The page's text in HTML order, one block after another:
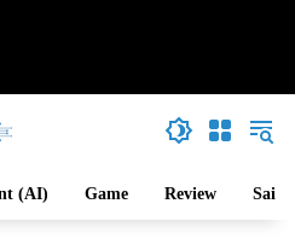
(AI) Game Review Sains